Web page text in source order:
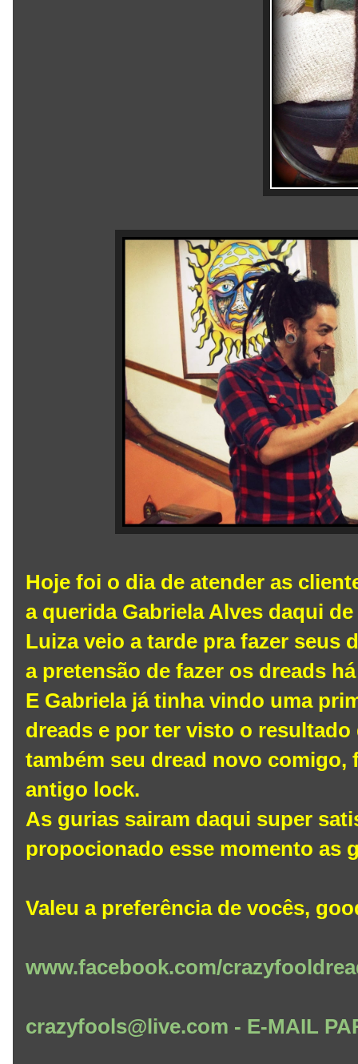
Hoje foi o dia de atender as
a querida Gabriela Alves daqui
Luiza veio a tarde pra fazer seus
a pretensão de fazer os dreads
E Gabriela já tinha vindo uma
dreads e por ter visto o
também seu dread novo comigo,
antigo lock.
As gurias sairam daqui super
propocionado esse momento as
Valeu a preferência de vocês,
www.facebook.com/
crazyfools@live.com - E-MAIL